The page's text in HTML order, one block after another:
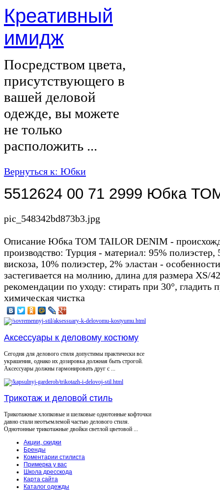
Креативный
имидж
Посредством цвета,
присутствующего в
вашей деловой
одежде, вы можете
не только
расположить ...
Вернуться к: Юбки
5512624 00 71 2999 Юбка
pic_548342bd873b3.jpg
Описание Юбка TOM TAILOR DENIM -
производство: Турция - материал: 95% полиэстер,
вискоза, 10% полиэстер, 2% эластан -
застегивается на молнию, длина для размера XS/
рекомендации по уходу: стирать при 30°, гладить
химическая чистка
Аксессуары к деловому костюму
Сегодня для делового стиля допустимы практически все
украшения, однако их дозировка должная быть строгой.
Аксессуары должны гармонировать друг с ...
Трикотаж и деловой стиль
Трикотажные хлопковые и шелковые однотонные кофточки
давно стали неотъемлемой частью делового стиля.
Однотонные трикотажные двойки светлой цветовой ...
Акции, скидки
Бренды
Коментарии стилиста
Примерка у вас
Школа дресскода
Карта сайта
Каталог одежды